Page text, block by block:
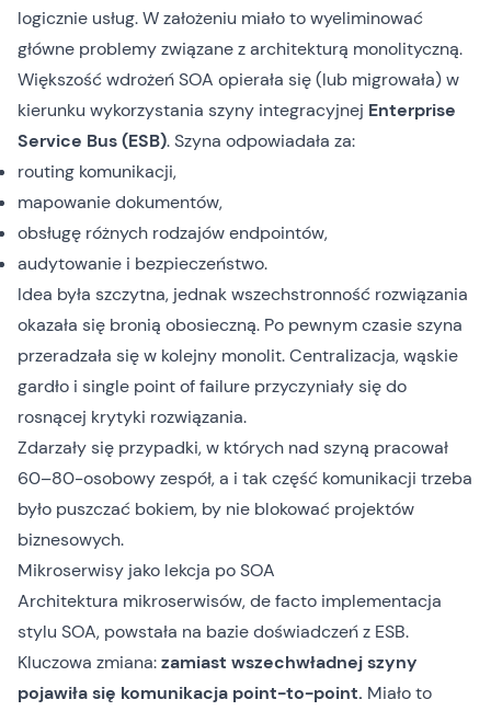
logicznie usług. W założeniu miało to wyeliminować
główne problemy związane z architekturą monolityczną.
Większość wdrożeń SOA opierała się (lub migrowała) w
kierunku wykorzystania szyny integracyjnej Enterprise
Service Bus (ESB). Szyna odpowiadała za:
routing komunikacji,
mapowanie dokumentów,
obsługę różnych rodzajów endpointów,
audytowanie i bezpieczeństwo.
Idea była szczytna, jednak wszechstronność rozwiązania
okazała się bronią obosieczną. Po pewnym czasie szyna
przeradzała się w kolejny monolit. Centralizacja, wąskie
gardło i single point of failure przyczyniały się do
rosnącej krytyki rozwiązania.
Zdarzały się przypadki, w których nad szyną pracował
60–80-osobowy zespół, a i tak część komunikacji trzeba
było puszczać bokiem, by nie blokować projektów
biznesowych.
Mikroserwisy jako lekcja po SOA
Architektura mikroserwisów, de facto implementacja
stylu SOA, powstała na bazie doświadczeń z ESB.
Kluczowa zmiana:zamiast wszechwładnej szyny
pojawiła się komunikacja point-to-point. Miało to